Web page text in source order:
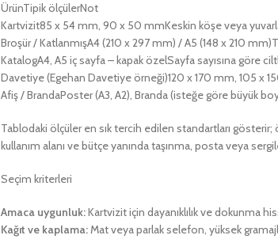
ÜrünTipik ölçülerNot
Kartvizit85 x 54 mm, 90 x 50 mmKeskin köşe veya
Broşür / KatlanmışA4 (210 x 297 mm) / A5 (148 x 210
KatalogA4, A5 iç sayfa – kapak özelSayfa sayısına göre
Davetiye (Egehan Davetiye örneği)120 x 170 mm, 105 x
Afiş / BrandaPoster (A3, A2), Branda (isteğe göre büyük
Tablodaki ölçüler en sık tercih edilen standartları
kullanım alanı ve bütçe yanında taşınma, posta veya
Seçim kriterleri
Amaca uygunluk:Kartvizit için dayanıklılık ve dokunma
Kağıt ve kaplama:Mat veya parlak selefon, yüksek